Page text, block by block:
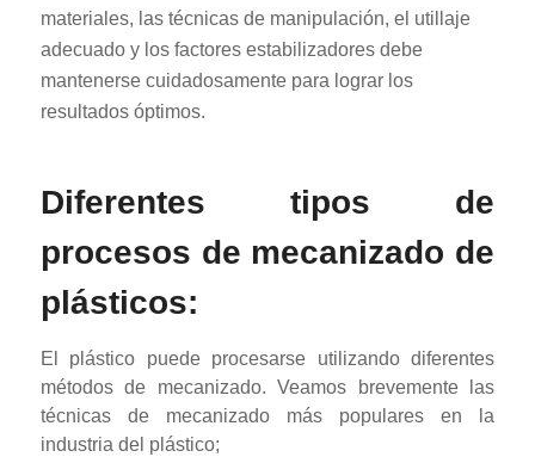
materiales, las técnicas de manipulación, el utillaje
adecuado y los factores estabilizadores debe
mantenerse cuidadosamente para lograr los
resultados óptimos.
Diferentes tipos de
procesos de mecanizado de
plásticos:
El plástico puede procesarse utilizando diferentes
métodos de mecanizado. Veamos brevemente las
técnicas de mecanizado más populares en la
industria del plástico;